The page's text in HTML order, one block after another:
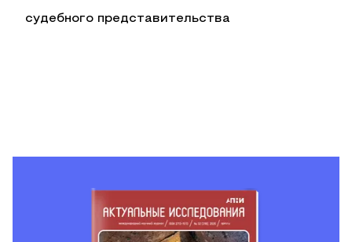
судебного представительства